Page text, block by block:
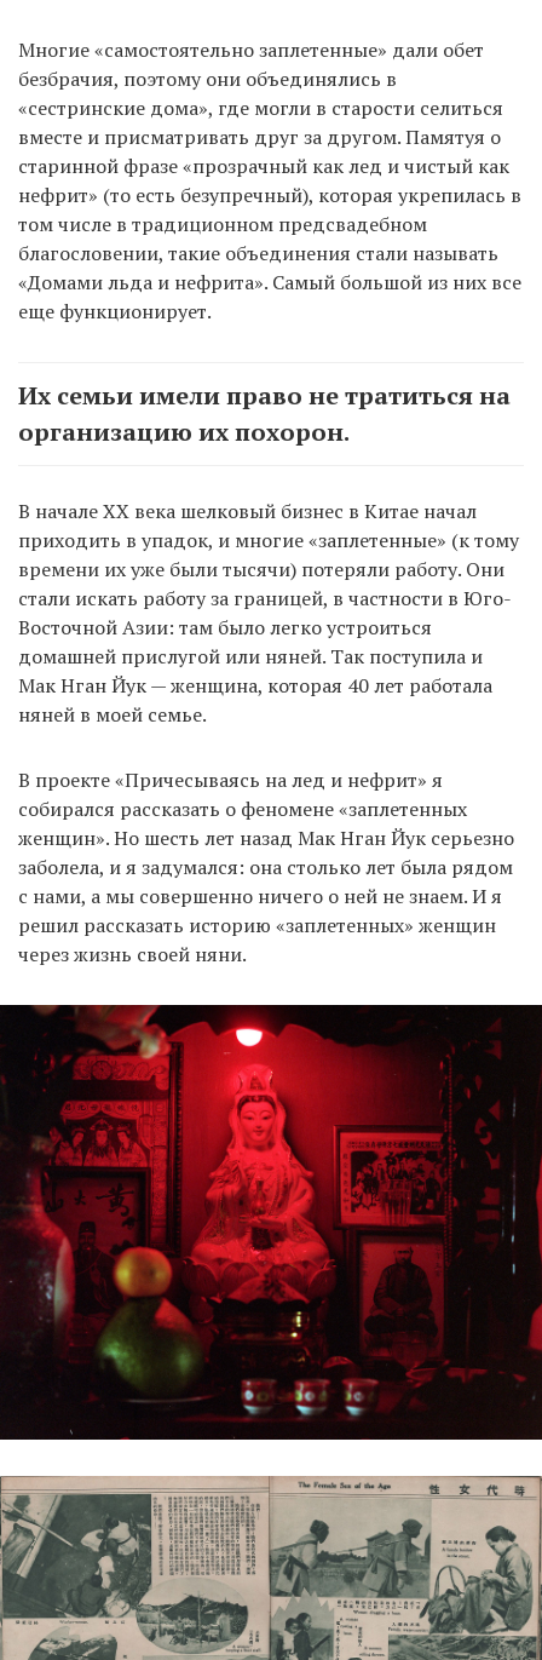
Многие «самостоятельно заплетенные» дали обет
безбрачия, поэтому они объединялись в
«сестринские дома», где могли в старости селиться
вместе и присматривать друг за другом. Памятуя о
старинной фразе «прозрачный как лед и чистый как
нефрит» (то есть безупречный), которая укрепилась в
том числе в традиционном предсвадебном
благословении, такие объединения стали называть
«Домами льда и нефрита». Самый большой из них все
еще функционирует.
Их семьи имели право не тратиться на
организацию их похорон.
В начале XX века шелковый бизнес в Китае начал
приходить в упадок, и многие «заплетенные» (к тому
времени их уже были тысячи) потеряли работу. Они
стали искать работу за границей, в частности в Юго-
Восточной Азии: там было легко устроиться
домашней прислугой или няней. Так поступила и
Мак Нган Йук — женщина, которая 40 лет работала
няней в моей семье.
В проекте «Причесываясь на лед и нефрит» я
собирался рассказать о феномене «заплетенных
женщин». Но шесть лет назад Мак Нган Йук серьезно
заболела, и я задумался: она столько лет была рядом
с нами, а мы совершенно ничего о ней не знаем. И я
решил рассказать историю «заплетенных» женщин
через жизнь своей няни.